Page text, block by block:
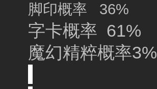
脚印概率 36%
字卡概率 61%
魔幻精粹概率3%